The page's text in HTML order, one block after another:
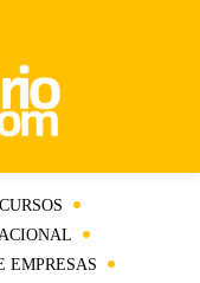
EMPRESAS